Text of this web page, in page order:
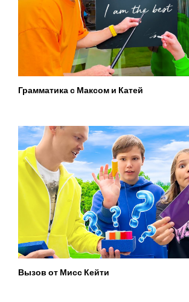
Грамматика с Максом и Катей
Вызов от Мисс Кейти